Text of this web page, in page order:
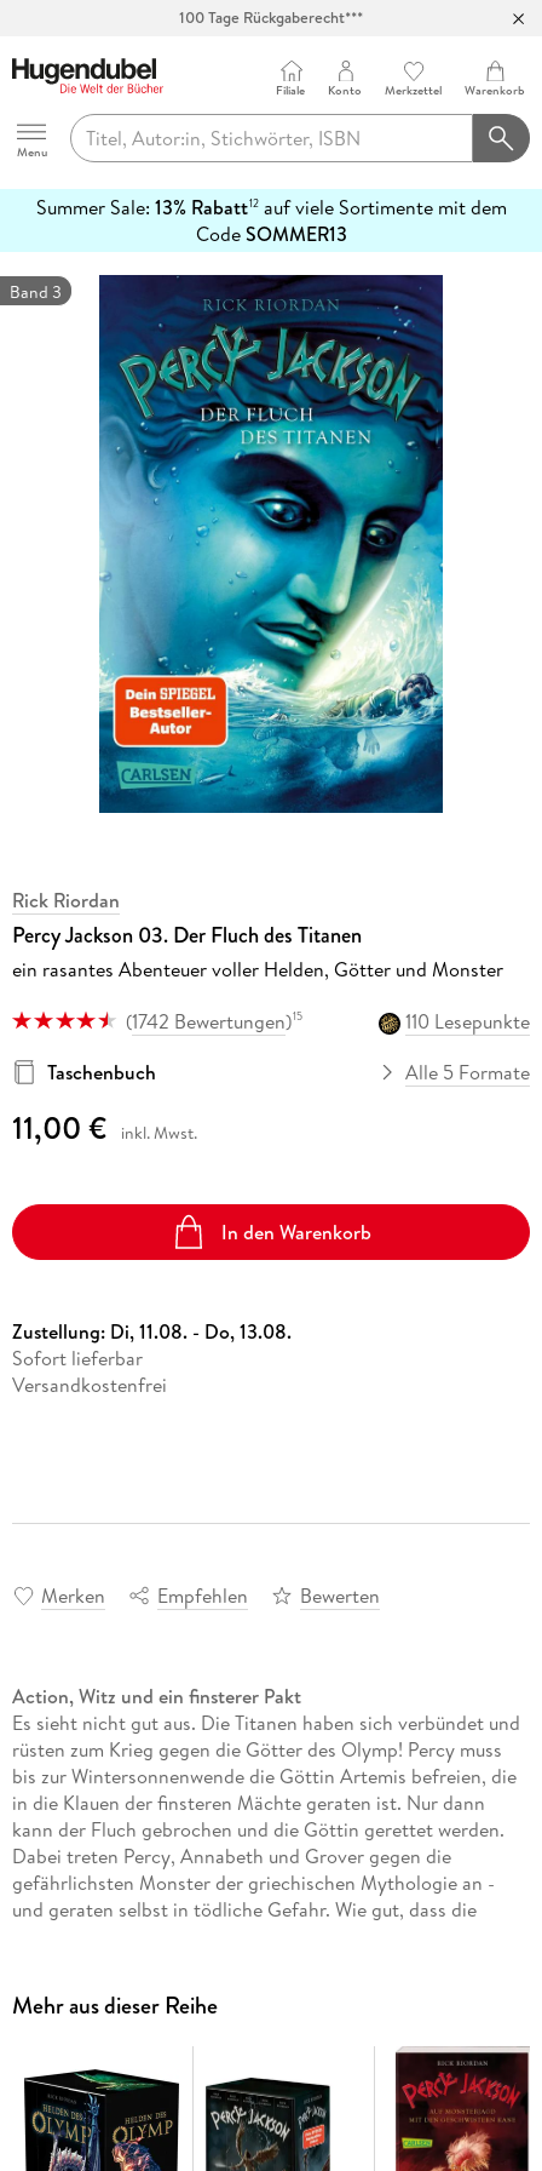
100 Tage Rückgaberecht***
Hugendubel
Menu
Filiale Konto Merkzettel Warenkorb
Summer Sale: 13% Rabatt12auf viele Sortimente mit dem
CodeSOMMER13
erfahren
Band 3
Rick Riordan
Percy Jackson 03. Der Fluch des Titanen
ein rasantes Abenteuer voller Helden, Götter und Monster
(1742 Bewertungen)15
110 Lesepunkte
Taschenbuch
Alle 5 Formate
11,00 € inkl. Mwst.
In den Warenkorb
Zustellung: Di, 11.08. - Do, 13.08.
Sofort lieferbar
Versandkostenfrei
Merken Empfehlen Bewerten
Action, Witz und ein finsterer Pakt
Es sieht nicht gut aus. Die Titanen haben sich verbündet und
rüsten zum Krieg gegen die Götter des Olymp! Percy muss
bis zur Wintersonnenwende die Göttin Artemis befreien, die
in die Klauen der finsteren Mächte geraten ist. Nur dann
kann der Fluch gebrochen und die Göttin gerettet werden.
Dabei treten Percy, Annabeth und Grover gegen die
gefährlichsten Monster der griechischen Mythologie an -
und geraten selbst in tödliche Gefahr. Wie gut, dass die
Die Jugendbuch-Bestsellerserie mit nachtragenden
Ungeheuern und schrulligen Göttern
Als Percy Jackson erfährt, dass er ein Halbgott ist und es die
Kreaturen aus der griechischen Mythologie wirklich gibt,
verändert das alles. Von nun an stehen ihm und seinen
Freunden allerlei Monster, göttliche Streitigkeiten und
Mehr aus dieser Reihe